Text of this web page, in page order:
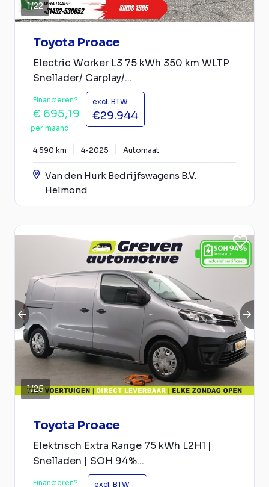
1/22
Toyota Proace
Electric Worker L3 75 kWh 350 km WLTP
Snellader/ Carplay/...
Financieren?
€ 695,19
per maand
excl. BTW
€29.944
4.590 km 4-2025 Automaat
Van den Hurk Bedrijfswagens B.V.
Helmond
1/25
Toyota Proace
Elektrisch Extra Range 75 kWh L2H1 |
Snelladen | SOH 94%...
Financieren? excl. BTW